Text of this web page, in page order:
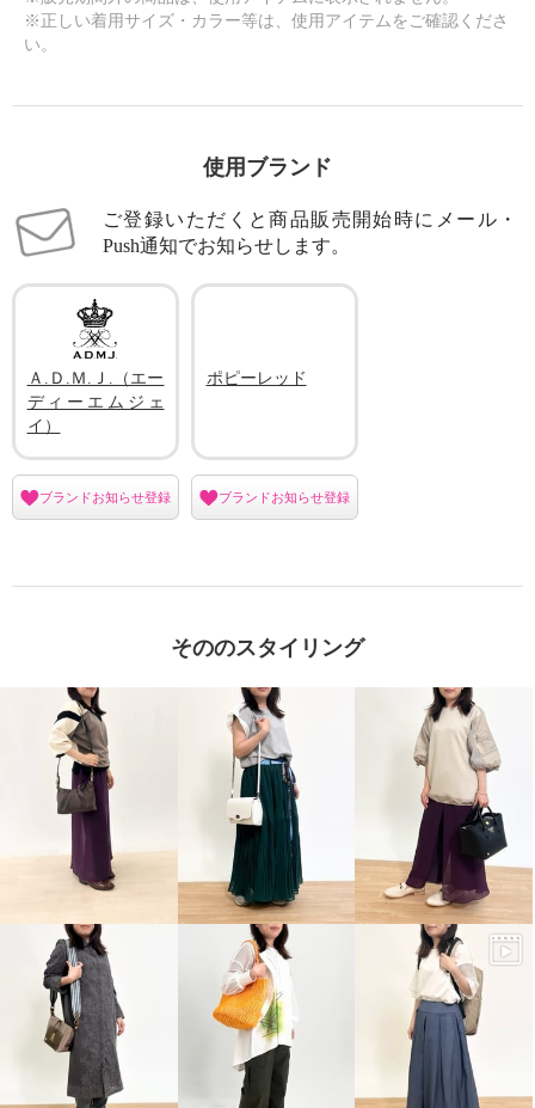
※正しい着用サイズ・カラー等は、使用アイテムをご確認くださ
い。
使用ブランド
ご登録いただくと商品販売開始時にメール・
Push通知でお知らせします。
Ａ.Ｄ.Ｍ.Ｊ.（エー
ディーエムジェ
イ）
ブランドお知らせ登録
ポピーレッド
ブランドお知らせ登録
そののスタイリング